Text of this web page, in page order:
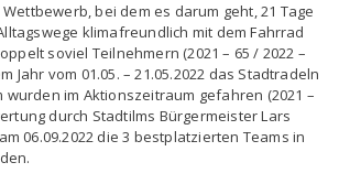
Wettbewerb, bei dem es darum geht, 21 Tage
klimafreundlich mit dem Fahrrad
soviel Teilnehmern (2021 – 65 / 2022 –
Jahr vom 01.05. – 21.05.2022 das Stadtradeln
wurden im Aktionszeitraum gefahren (2021 –
durch Stadtilms Bürgermeister Lars
06.09.2022 die 3 bestplatzierten Teams in